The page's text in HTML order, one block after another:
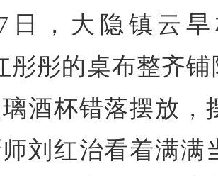
日，大隐镇云
彤彤的桌布整齐
酒杯错落摆放，
刘红治看着满满